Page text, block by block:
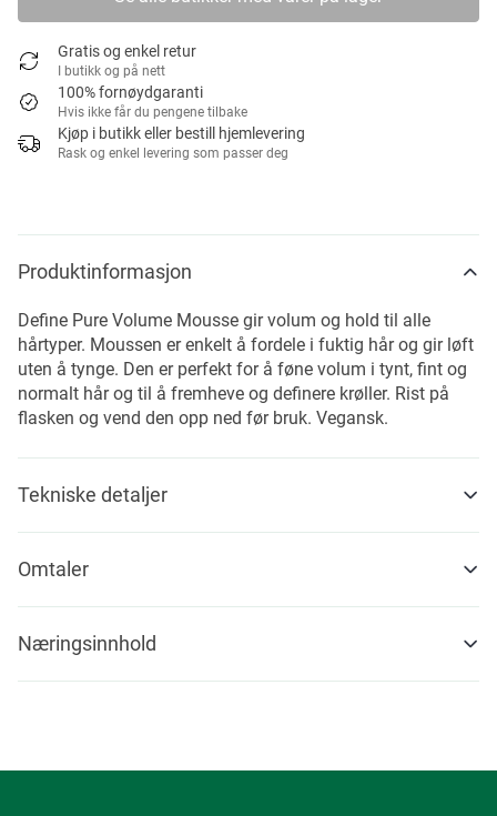
Gratis og enkel retur
I butikk og på nett
100% fornøydgaranti
Hvis ikke får du pengene tilbake
Kjøp i butikk eller bestill hjemlevering
Rask og enkel levering som passer deg
Produktinformasjon
Define Pure Volume Mousse gir volum og hold til alle
hårtyper. Moussen er enkelt å fordele i fuktig hår og gir løft
uten å tynge. Den er perfekt for å føne volum i tynt, fint og
normalt hår og til å fremheve og definere krøller. Rist på
flasken og vend den opp ned før bruk. Vegansk.
Tekniske detaljer
Omtaler
Næringsinnhold